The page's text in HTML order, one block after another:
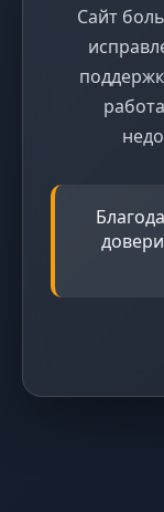
Сайт